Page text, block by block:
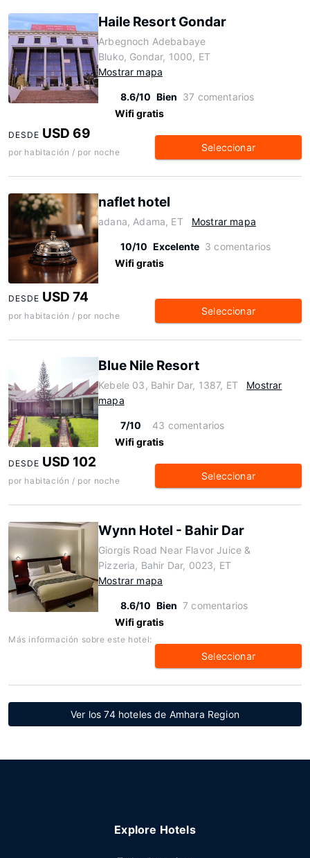
Haile Resort Gondar
Arbegnoch Adebabaye
Bluko, Gondar, 1000, ET
Mostrar mapa
8.6/10 Bien 37 comentarios
Wifi gratis
DESDE USD 69
por habitación / por noche Seleccionar
naflet hotel
adana, Adama, ET Mostrar mapa
10/10 Excelente 3 comentarios
Wifi gratis
DESDE USD 74
por habitación / por noche Seleccionar
Blue Nile Resort
Kebele 03, Bahir Dar, 1387, ET
Mostrar
mapa
7/10
43 comentarios
Wifi gratis
DESDE USD 102
por habitación / por noche Seleccionar
Wynn Hotel - Bahir Dar
Giorgis Road Near Flavor Juice &
Pizzeria, Bahir Dar, 0023, ET
Mostrar mapa
8.6/10 Bien 7 comentarios
Wifi gratis
Más información sobre este hotel:
Seleccionar
Ver los 74 hoteles de Amhara Region
Explore Hotels